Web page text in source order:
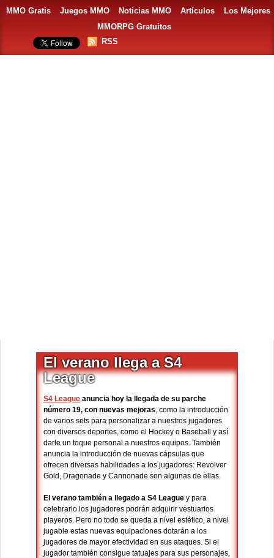
MMO Gratis Juegos MMO Noticias MMO Artículos
Los Mejores
MMORPG Gratuitos
RSS
El verano llega a S4
League
S4 League anuncia hoy la llegada de su parche
número 19, con nuevas mejoras, como la introducción
de varios sets para personalizar a nuestros jugadores
con diversos deportes, como el Hockey o Baseball y así
darle un toque personal a nuestros equipos. También
anuncia la introducción de nuevas cápsulas que
ofrecen diversas habilidades a los jugadores: Revolver
Gold, Dragonade y Cannonade son algunas de ellas.
El verano también a llegado a S4 League y para
celebrarlo los jugadores podrán adquirir vestuarios
playeros. Pero no todo se queda a nivel estético, a nivel
jugable estas nuevas equipaciones dotarán a los
jugadores de mayor efectividad en sus ataques. Si el
jugador también consigue tatuajes para sus personajes,